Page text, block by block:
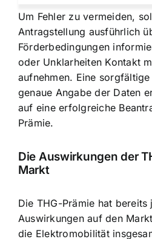
Um Fehler zu vermeiden,
Antragstellung ausführlich
Förderbedingungen
oder Unklarheiten Kontakt
aufnehmen. Eine
genaue Angabe der Daten
auf eine erfolgreiche
Prämie.
Die Auswirkungen der
Markt
Die THG-Prämie hat
Auswirkungen auf den
die Elektromobilität